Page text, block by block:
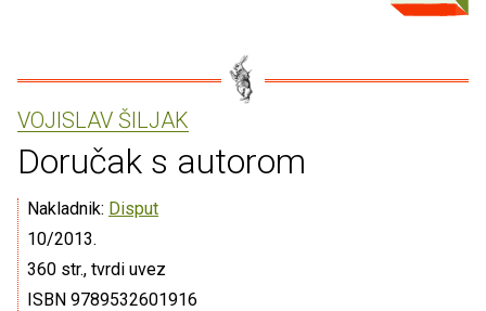
VOJISLAV ŠILJAK
Doručak s autorom
Nakladnik: Disput
10/2013.
360 str., tvrdi uvez
ISBN 9789532601916